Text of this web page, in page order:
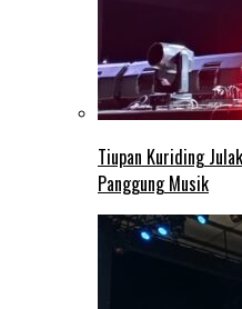
Tiupan Kuriding
Panggung Musik